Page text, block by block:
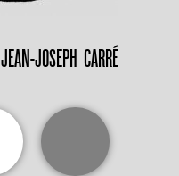
JEAN-JOSEPH CARRÉ